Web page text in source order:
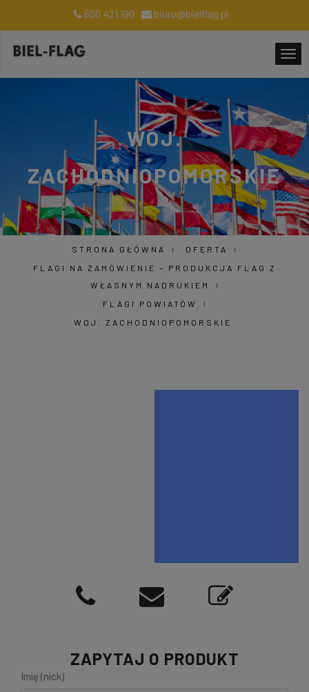
600 421 190 biuro@bielflag.pl
WOJ.
ZACHODNIOPOMORSKIE
STRONA GŁÓWNA
OFERTA
FLAGI NA ZAMÓWIENIE – PRODUKCJA FLAG Z
WŁASNYM NADRUKIEM
FLAGI POWIATÓW
WOJ. ZACHODNIOPOMORSKIE
ZAPYTAJ O PRODUKT
Imię (nick)